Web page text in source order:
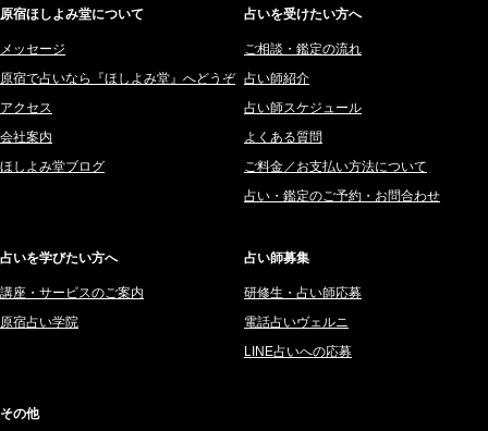
シンママになった私が、いい母親を演じることをやめた夜の話
橘メルロ (7)
鈴喜みわこ (8)
鯖ノ実 ソニン (19)
愛音ソナタ (16)
紫村 明世 (34)
サーペント (92)
さてら (94)
桜望巴千 (270)
2025年12月 (201)
2025年11月 (252)
2025年10月 (242)
2025年9月 (196)
2025年8月 (182)
2024年12月 (57)
原宿ほしよみ堂について
メッセージ
原宿で占いなら『ほしよみ堂』へどうぞ
アクセス
会社案内
ほしよみ堂ブログ
占いを受けたい方へ
ご相談・鑑定の流れ
占い師紹介
占い師スケジュール
よくある質問
ご料金／お支払い方法について
占い・鑑定のご予約・お問合わせ
占いを学びたい方へ
講座・サービスのご案内
原宿占い学院
占い師募集
研修生・占い師応募
電話占いヴェルニ
LINE占いへの応募
その他